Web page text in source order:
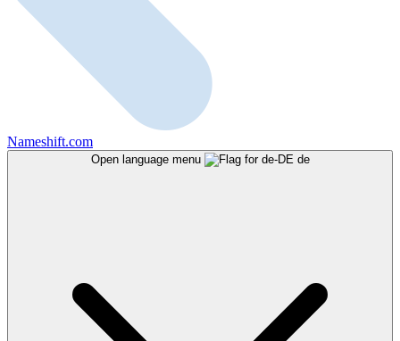
Nameshift.com
Open language menu de